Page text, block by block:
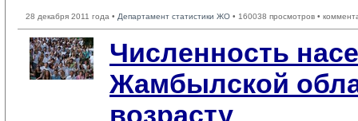
28 декабря 2011 года • Департамент статистики ЖО • 160038 просмотров •
Численность
Жамбылской
возрасту